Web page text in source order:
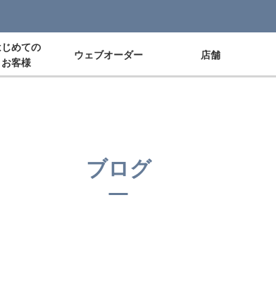
じめての
お客様
ウェブオーダー 店舗
ブログ